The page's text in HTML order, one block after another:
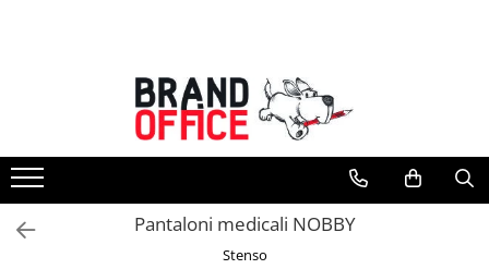
Unitate Protejata - PRODUCTIE
Hartie copiator si produse
tipografice
Produse consumabile din hartie
Detergenti si dezinfectantiPantaloni medicali NOBBY
Stenso